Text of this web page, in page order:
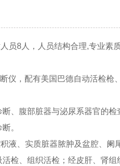
8人，人员结构合理,专业素
，配有美国巴德自动活检枪
、腹部脏器与泌尿系器官的检
。
、实质脏器脓肿及盆腔、阑
检、组织活检；经皮肝、肾组